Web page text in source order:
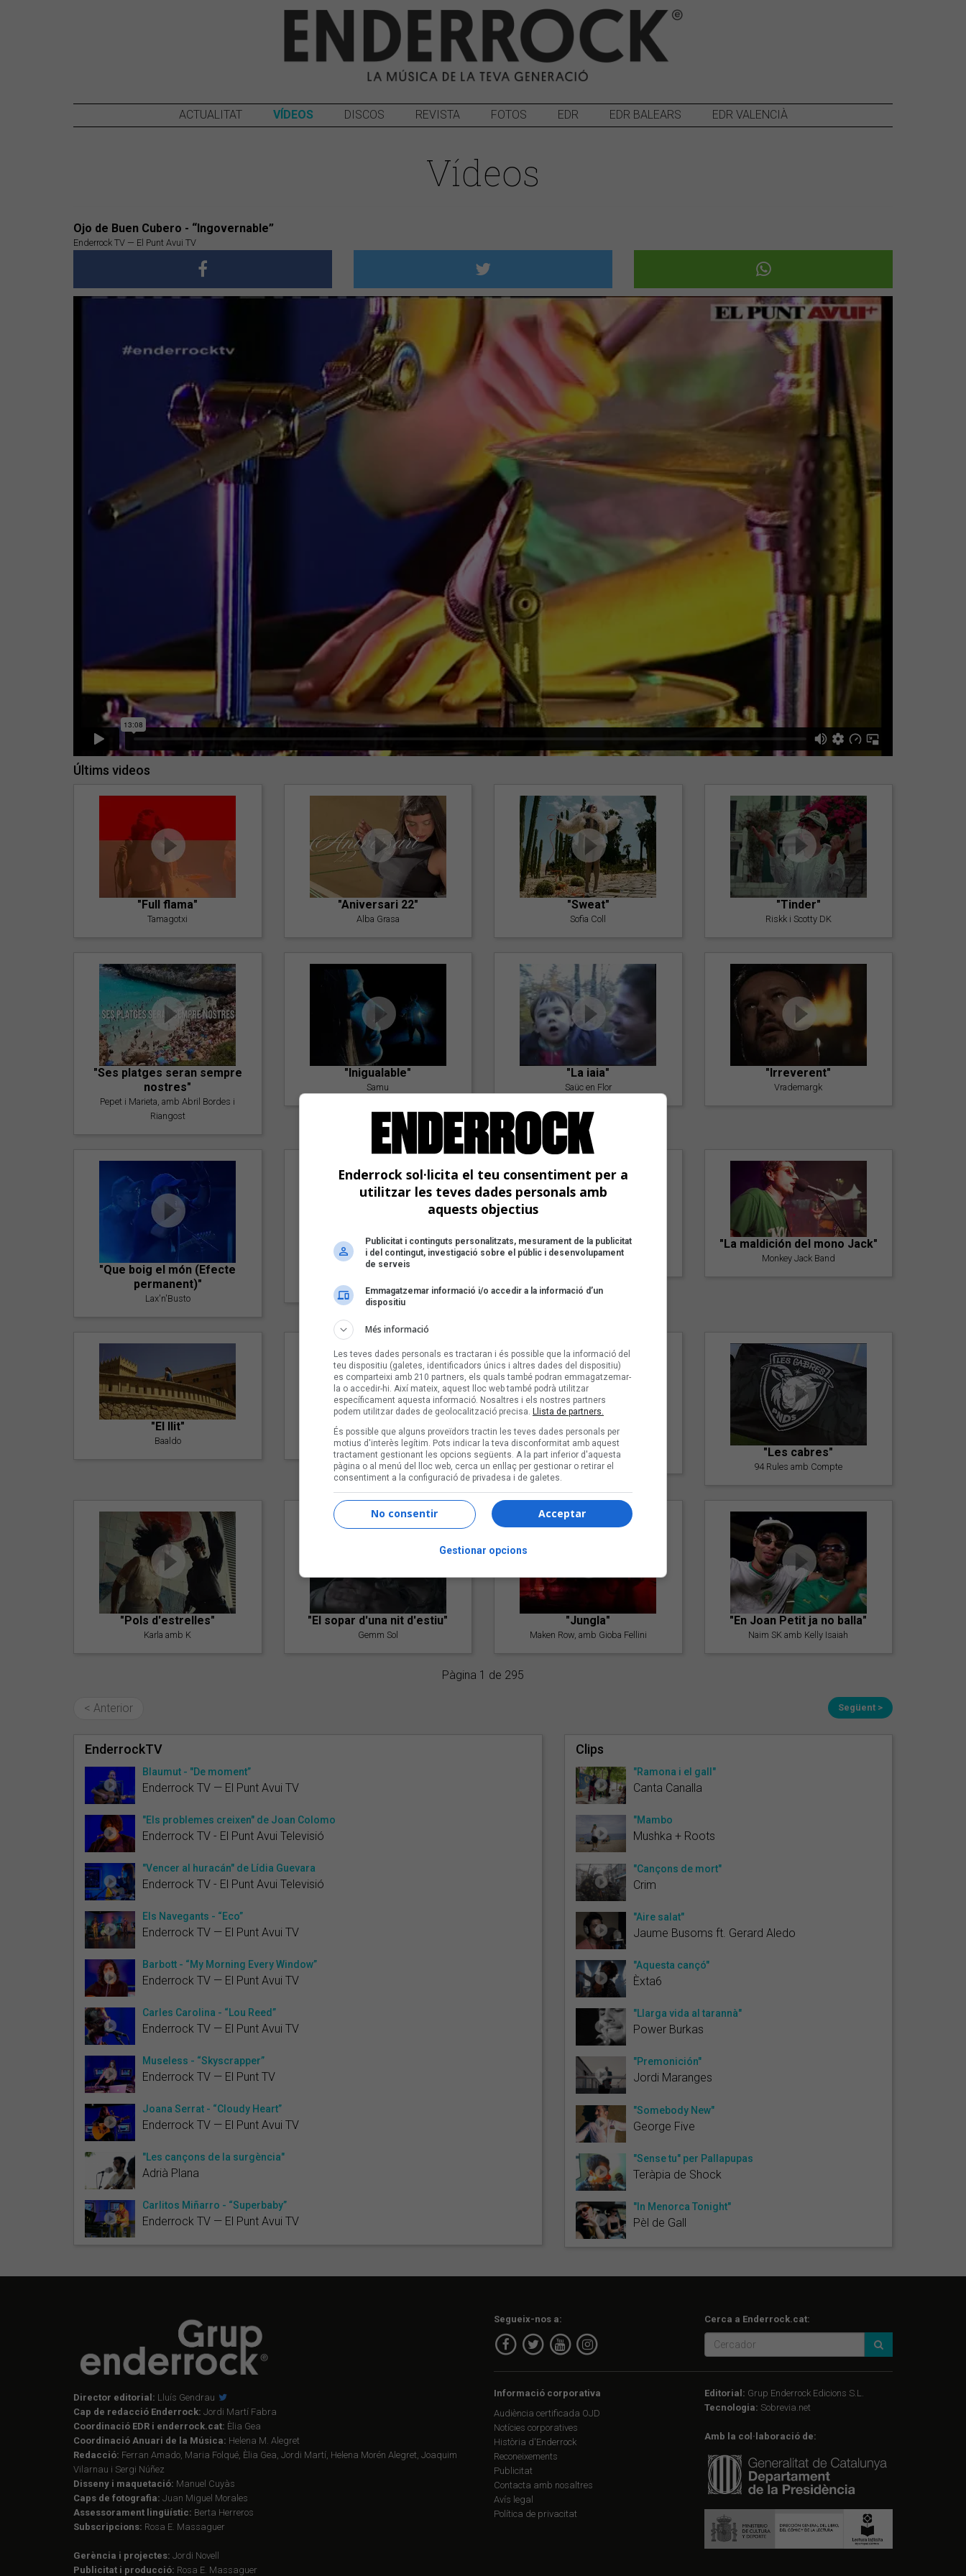
ACTUALITAT VÍDEOS DISCOS REVISTA FOTOS EDR EDR BALEARS EDR VALENCIÀ
Vídeos
Ojo de Buen Cubero - “Ingovernable”
Enderrock TV — El Punt Avui TV
Últims videos
"Full flama"
Tamagotxi
"Aniversari 22"
Alba Grasa
"Sweat"
Sofia Coll
"Tinder"
Riskk i Scotty DK
"Ses platges seran sempre
nostres"
Pepet i Marieta, amb Abril Bordes i
Riangost
"Inigualable"
Samu
"La iaia"
Saüc en Flor
"Irreverent"
Vrademargk
"Que boig el món (Efecte
permanent)"
Lax'n'Busto
"Amb tu"
"Postlude To A Kiss"
Goran Levi
"La maldición del mono Jack"
Monkey Jack Band
"El llit"
Baaldo
"Lo bueno y lo malo"
Carmen y María
"Posidònia"
Pep Álvarez amb Joan Muntaner
(Xanguito)
"Les cabres"
94 Rules amb Compte
"Pols d'estrelles"
Karla amb K
"El sopar d'una nit d'estiu"
Gemm Sol
"Jungla"
Maken Row, amb Gioba Fellini
"En Joan Petit ja no balla"
Naim SK amb Kelly Isaiah
Pàgina 1 de 295
< Anterior Següent >
EnderrockTV
Blaumut - "De moment”
Enderrock TV — El Punt Avui TV
"Els problemes creixen" de Joan Colomo
Enderrock TV - El Punt Avui Televisió
"Vencer al huracán" de Lídia Guevara
Enderrock TV - El Punt Avui Televisió
Els Navegants - “Eco”
Enderrock TV — El Punt Avui TV
Barbott - “My Morning Every Window”
Enderrock TV — El Punt Avui TV
Carles Carolina - “Lou Reed”
Enderrock TV — El Punt Avui TV
Museless - “Skyscrapper”
Enderrock TV — El Punt TV
Joana Serrat - “Cloudy Heart”
Enderrock TV — El Punt Avui TV
"Les cançons de la surgència"
Adrià Plana
Carlitos Miñarro - “Superbaby”
Enderrock TV — El Punt Avui TV
Clips
"Ramona i el gall"
Canta Canalla
"Mambo
Mushka + Roots
"Cançons de mort"
Crim
"Aire salat"
Jaume Busoms ft. Gerard Aledo
"Aquesta cançó"
Èxta6
"Llarga vida al tarannà"
Power Burkas
"Premonición"
Jordi Maranges
"Somebody New"
George Five
"Sense tu" per Pallapupas
Teràpia de Shock
"In Menorca Tonight"
Pèl de Gall
Director editorial: Lluís Gendrau
Cap de redacció Enderrock: Jordi Martí Fabra
Coordinació EDR i enderrock.cat: Èlia Gea
Coordinació Anuari de la Música: Helena M. Alegret
Redacció: Ferran Amado, Maria Folqué, Èlia Gea, Jordi Martí, Helena Morén Alegret, Joaquim
Vilarnau i Sergi Núñez
Disseny i maquetació: Manuel Cuyàs
Caps de fotografia: Juan Miguel Morales
Assessorament lingüístic: Berta Herreros
Subscripcions: Rosa E. Massaguer
Gerència i projectes: Jordi Novell
Publicitat i producció: Rosa E. Massaguer
Segueix-nos a: Cerca a Enderrock.cat:
Informació corporativa
Audiència certificada OJD
Notícies corporatives
Història d'Enderrock
Reconeixements
Publicitat
Contacta amb nosaltres
Avís legal
Política de privacitat
Editorial: Grup Enderrock Edicions S.L.
Tecnologia: Sobrevia.net
Amb la col·laboració de:
Enderrock sol·licita el teu consentiment per a
utilitzar les teves dades personals amb
aquests objectius
Publicitat i continguts personalitzats, mesurament de la publicitat
i del contingut, investigació sobre el públic i desenvolupament
de serveis
Emmagatzemar informació i/o accedir a la informació d’un
dispositiu
Més informació
Les teves dades personals es tractaran i és possible que la informació del
teu dispositiu (galetes, identificadors únics i altres dades del dispositiu)
es comparteixi amb 210 partners, els quals també podran emmagatzemar-
la o accedir-hi. Així mateix, aquest lloc web també podrà utilitzar
específicament aquesta informació. Nosaltres i els nostres partners
podem utilitzar dades de geolocalització precisa. Llista de partners.
És possible que alguns proveïdors tractin les teves dades personals per
motius d'interès legítim. Pots indicar la teva disconformitat amb aquest
tractament gestionant les opcions següents. A la part inferior d'aquesta
pàgina o al menú del lloc web, cerca un enllaç per gestionar o retirar el
consentiment a la configuració de privadesa i de galetes.
Acceptar
No consentir
Gestionar opcions